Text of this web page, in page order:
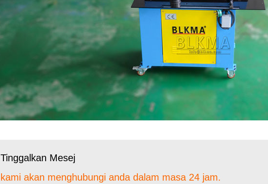
Tinggalkan Mesej
kami akan menghubungi anda dalam masa 24 jam.